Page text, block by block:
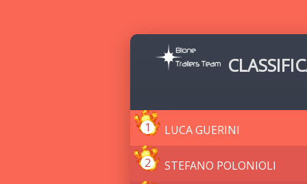
LUCA GUERINI
STEFANO POLONIOLI